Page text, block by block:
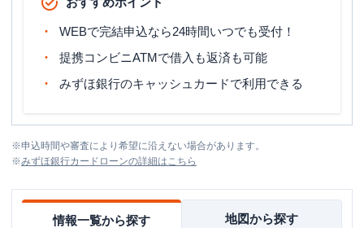
WEBで完結申込なら24時間いつでも受付！
提携コンビニATMで借入も返済も可能
みずほ銀行のキャッシュカードで利用できる
※申込時間や審査により希望に沿えない場合があります。
※みずほ銀行カードローンの詳細はこちら
情報一覧から探す 地図から探す